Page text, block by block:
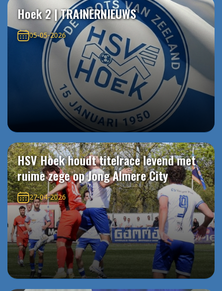
Hoek 2 | TRAINERNIEUWS
05-05-2026
HSV Hoek houdt titelrace levend met
ruime zege op Jong Almere City
27-04-2026